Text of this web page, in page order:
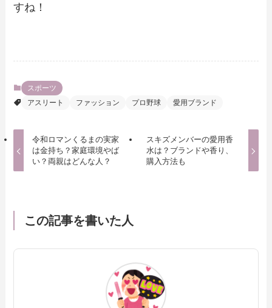
すね！
スポーツ
アスリート
ファッション プロ野球 愛用ブランド
令和ロマンくるまの実家
は金持ち？家庭環境やば
い？両親はどんな人？
スキズメンバーの愛用香
水は？ブランドや香り、
購入方法も
この記事を書いた人